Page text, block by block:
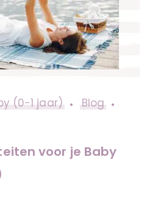
(0-1 jaar)
Blog
voor je Baby